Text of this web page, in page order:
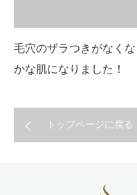
毛穴のザラつきがなく
かな肌になりました！
トップページに戻る